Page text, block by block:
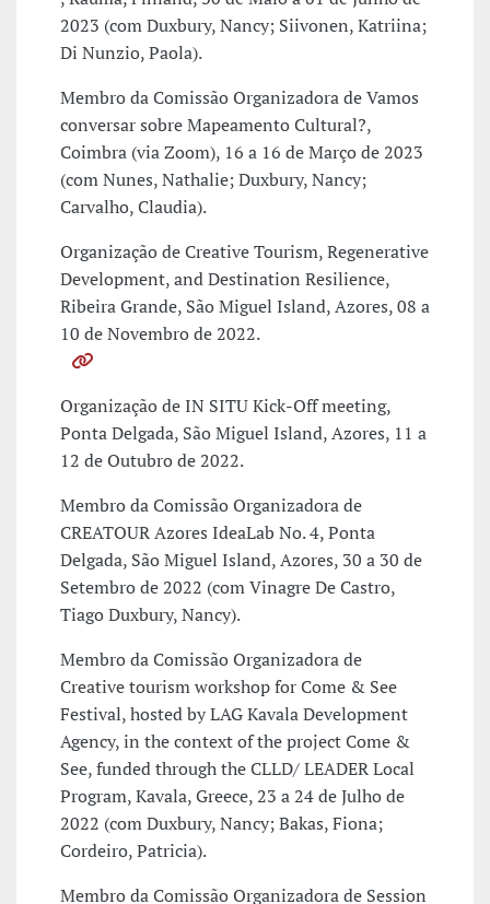
2023 (com Duxbury, Nancy; Siivonen, Katriina;
Di Nunzio, Paola).
Membro da Comissão Organizadora de Vamos
conversar sobre Mapeamento Cultural?,
Coimbra (via Zoom), 16 a 16 de Março de 2023
(com Nunes, Nathalie; Duxbury, Nancy;
Carvalho, Claudia).
Organização de Creative Tourism, Regenerative
Development, and Destination Resilience,
Ribeira Grande, São Miguel Island, Azores, 08 a
10 de Novembro de 2022.
Organização de IN SITU Kick-Off meeting,
Ponta Delgada, São Miguel Island, Azores, 11 a
12 de Outubro de 2022.
Membro da Comissão Organizadora de
CREATOUR Azores IdeaLab No. 4, Ponta
Delgada, São Miguel Island, Azores, 30 a 30 de
Setembro de 2022 (com Vinagre De Castro,
Tiago Duxbury, Nancy).
Membro da Comissão Organizadora de
Creative tourism workshop for Come & See
Festival, hosted by LAG Kavala Development
Agency, in the context of the project Come &
See, funded through the CLLD/ LEADER Local
Program, Kavala, Greece, 23 a 24 de Julho de
2022 (com Duxbury, Nancy; Bakas, Fiona;
Cordeiro, Patricia).
Membro da Comissão Organizadora de Session